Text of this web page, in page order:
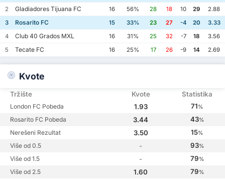
2
Gladiadores Tijuana FC 16 56% 28 18 10 29
2.88
3
Rosarito FC 15 33% 23 27 -4 20
3.33
4
Club 40 Grados MXL 16 31% 25 32 -7 18
3.56
5
Tecate FC 16 25% 17 26 -9 14 2.69
Kvote
Tržište Kvote Statistika
London FC Pobeda 1.93 71%
Rosarito FC Pobeda 3.44 43%
Nerešeni Rezultat 3.50 15%
Više od 0.5 - 93%
Više od 1.5 - 79%
Više od 2.5 1.60 79%